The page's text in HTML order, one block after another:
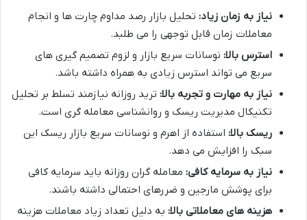
نیاز به زمان زیاد: تحلیل بازار رصد مداوم چارت ها و انجام
معاملات زمان قابل توجهی را می طلبد.
استرس بالا: نوسانات سریع بازار و لزوم تصمیم گیری های
سریع می تواند استرس زیادی به همراه داشته باشد.
نیاز به مهارت و تجربه بالا: ترید روزانه نیازمند تسلط بر تحلیل
تکنیکال مدیریت ریسک و روانشناسی معامله گری است.
ریسک بالا: استفاده از اهرم و نوسانات سریع بازار ریسک این
سبک را افزایش می دهد.
نیاز به سرمایه کافی: معامله گران روزانه باید سرمایه کافی
برای پوشش مارجین و ضررهای احتمالی داشته باشند.
هزینه های معاملاتی بالا: به دلیل تعداد زیاد معاملات هزینه